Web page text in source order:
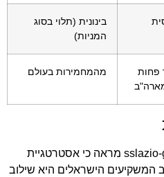
בינונית (תלוי בסוג
המניות)
פחות
מהמחמירות בעולם
ניתוח שוקי ההון מטעם sslazio-guardia מראה כי אסטרטגיית
המשקיעים הישראלים היא שילוב